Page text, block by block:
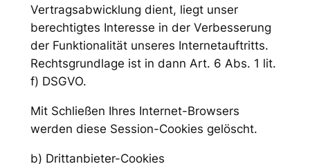
Vertragsabwicklung dient, liegt unser
berechtigtes Interesse in der Verbesserung
der Funktionalität unseres Internetauftritts.
Rechtsgrundlage ist in dann Art. 6 Abs. 1 lit.
f) DSGVO.
Mit Schließen Ihres Internet-Browsers
werden diese Session-Cookies gelöscht.
b) Drittanbieter-Cookies